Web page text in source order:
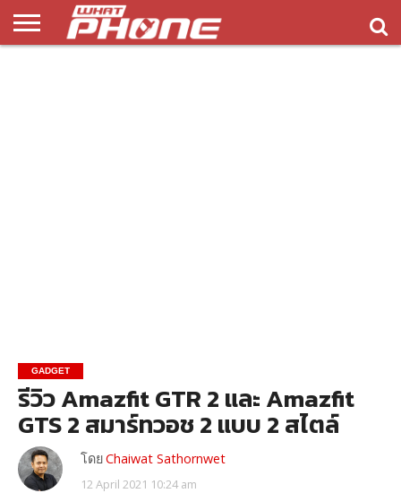
GADGET
รีวิว Amazfit GTR 2 และ Amazfit
GTS 2 สมาร์ทวอช 2 แบบ 2 สไตล์
โดยChaiwat Sathornwet
12 April 2021 10:24 am